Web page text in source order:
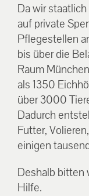
Da wir
auf private
Pflegestellen
bis über die
Raum
als 1350
über 3000
Dadurch
Futter,
einigen
Deshalb bitten
Hilfe.